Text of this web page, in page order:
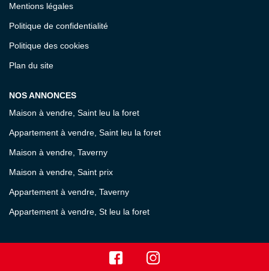
Mentions légales
Politique de confidentialité
Politique des cookies
Plan du site
NOS ANNONCES
Maison à vendre, Saint leu la foret
Appartement à vendre, Saint leu la foret
Maison à vendre, Taverny
Maison à vendre, Saint prix
Appartement à vendre, Taverny
Appartement à vendre, St leu la foret